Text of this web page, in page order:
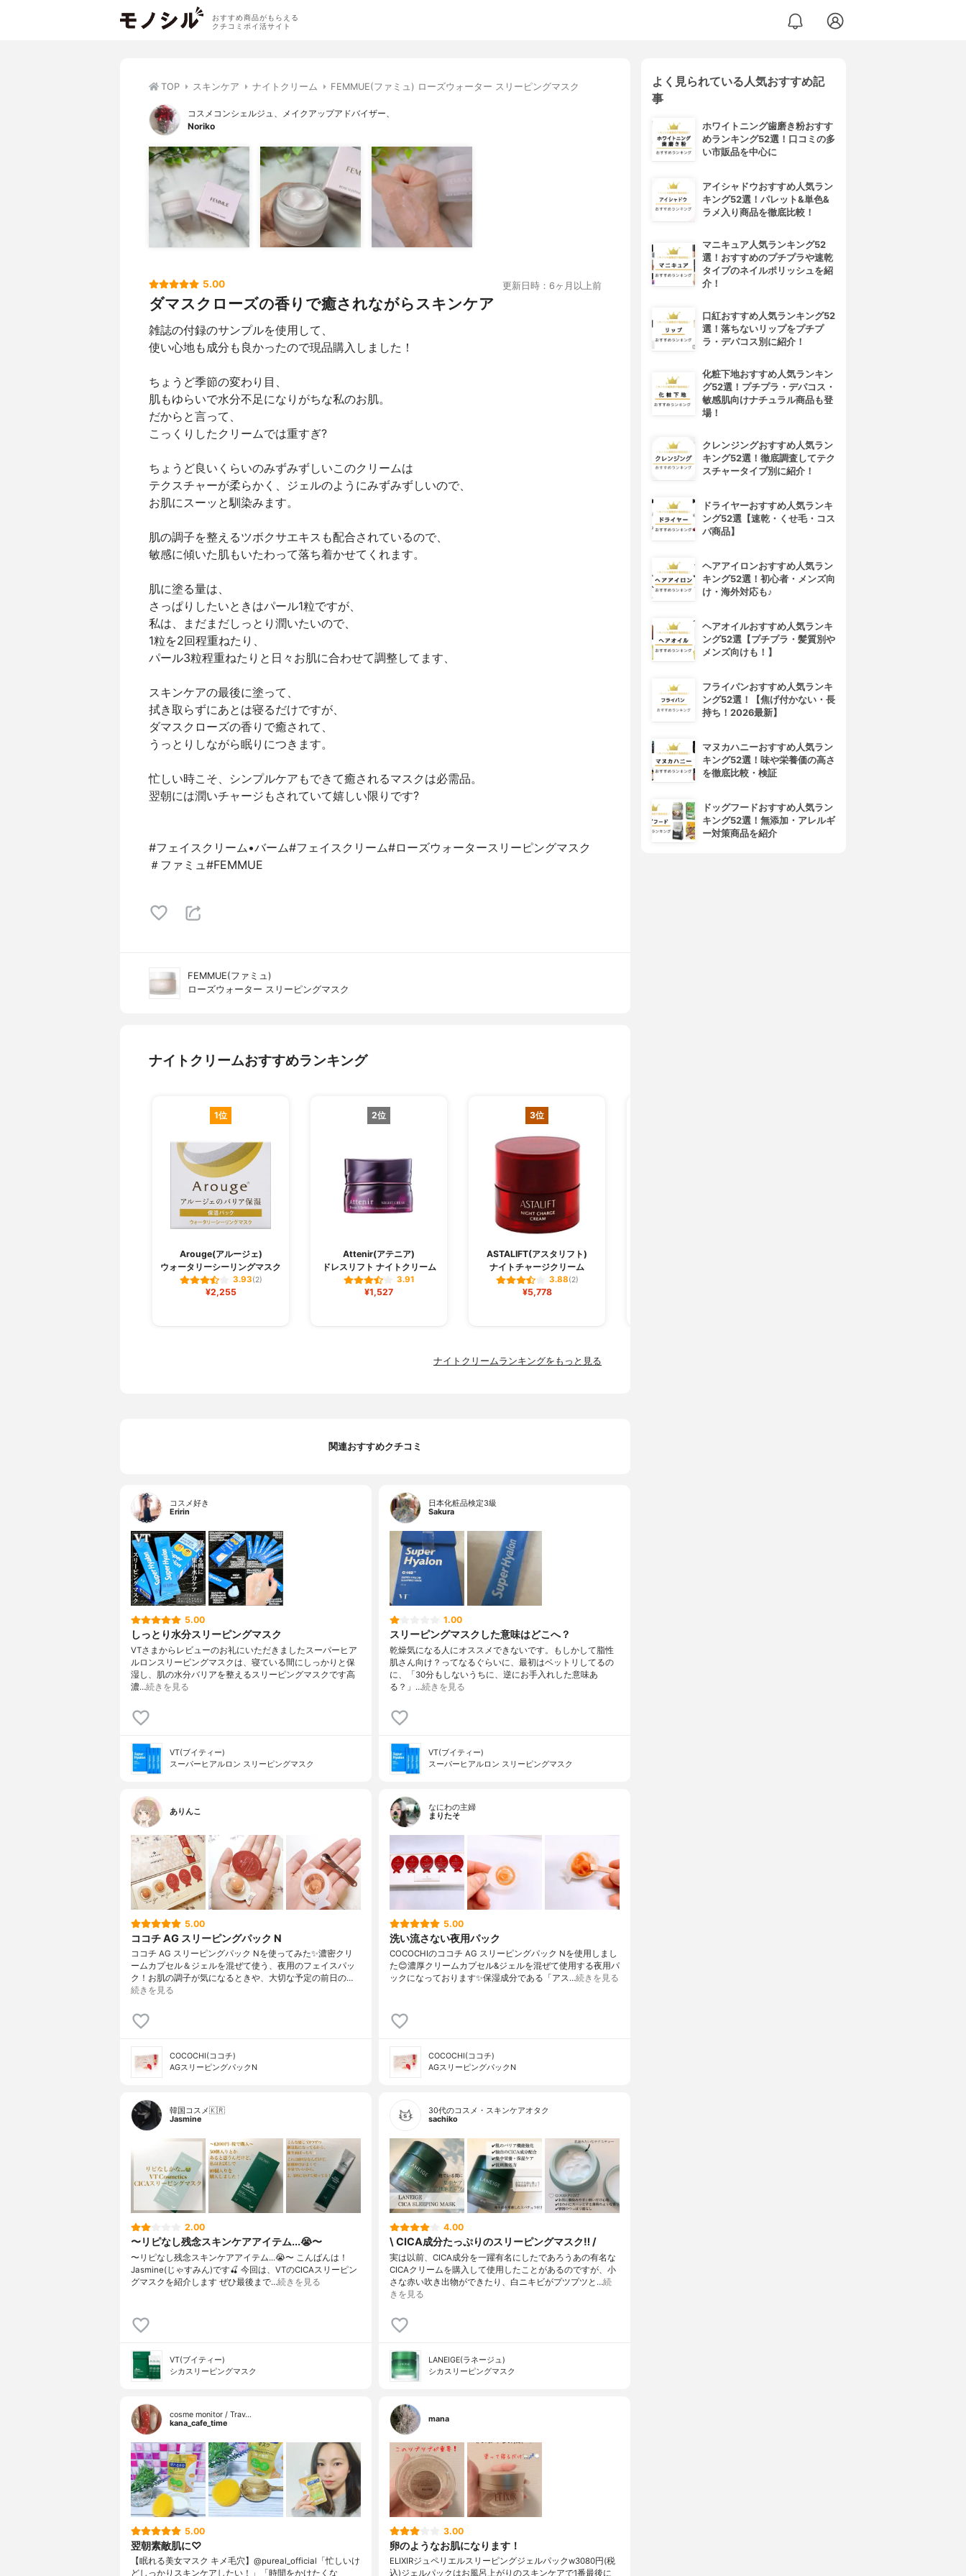
おすすめ商品がもらえる
クチコミポイ活サイト
TOP スキンケア ナイトクリーム FEMMUE(ファミュ) ローズウォーター スリーピングマスク
コスメコンシェルジュ、メイクアップアドバイザー、
Noriko
5.00 更新日時：6ヶ月以上前
ダマスクローズの香りで癒されながらスキンケア
雑誌の付録のサンプルを使用して、
使い心地も成分も良かったので現品購入しました！
ちょうど季節の変わり目、
肌もゆらいで水分不足になりがちな私のお肌。
だからと言って、
こっくりしたクリームでは重すぎ?
ちょうど良いくらいのみずみずしいこのクリームは
テクスチャーが柔らかく、ジェルのようにみずみずしいので、
お肌にスーッと馴染みます。
肌の調子を整えるツボクサエキスも配合されているので、
敏感に傾いた肌もいたわって落ち着かせてくれます。
肌に塗る量は、
さっぱりしたいときはパール1粒ですが、
私は、まだまだしっとり潤いたいので、
1粒を2回程重ねたり、
パール3粒程重ねたりと日々お肌に合わせて調整してます、
スキンケアの最後に塗って、
拭き取らずにあとは寝るだけですが、
ダマスクローズの香りで癒されて、
うっとりしながら眠りにつきます。
忙しい時こそ、シンプルケアもできて癒されるマスクは必需品。
翌朝には潤いチャージもされていて嬉しい限りです?
#フェイスクリーム•バーム#フェイスクリーム#ローズウォータースリーピングマスク
＃ファミュ#FEMMUE
FEMMUE(ファミュ)
ローズウォーター スリーピングマスク
ナイトクリームおすすめランキング
1位
Arouge(アルージェ)
ウォータリーシーリングマスク
3.93(2)
¥2,255
2位
Attenir(アテニア)
ドレスリフト ナイトクリーム
3.91
¥1,527
3位
ASTALIFT(アスタリフト)
ナイトチャージクリーム
3.88(2)
¥5,778
ナイトクリームランキングをもっと見る
関連おすすめクチコミ
コスメ好き
Eririn
5.00
しっとり水分スリーピングマスク
VTさまからレビューのお礼にいただきましたスーパーヒア
ルロンスリーピングマスクは、寝ている間にしっかりと保
湿し、肌の水分バリアを整えるスリーピングマスクです高
濃…続きを見る
VT(ブイティー)
スーパーヒアルロン スリーピングマスク
日本化粧品検定3級
Sakura
1.00
スリーピングマスクした意味はどこへ？
乾燥気になる人にオススメできないです。もしかして脂性
肌さん向け？ってなるぐらいに、最初はベットリしてるの
に、「30分もしないうちに、逆にお手入れした意味あ
る？」…続きを見る
VT(ブイティー)
スーパーヒアルロン スリーピングマスク
ありんこ
5.00
ココチ AG スリーピングパック N
ココチ AG スリーピングパック Nを使ってみた✨濃密クリ
ームカプセル＆ジェルを混ぜて使う、夜用のフェイスパッ
ク！お肌の調子が気になるときや、大切な予定の前日の…
続きを見る
COCOCHI(ココチ)
AGスリーピングパックN
なにわの主婦
まりたそ
5.00
洗い流さない夜用パック
COCOCHIのココチ AG スリーピングパック Nを使用しまし
た😊濃厚クリームカプセル&ジェルを混ぜて使用する夜用パ
ックになっております✨保湿成分である「アス…続きを見る
COCOCHI(ココチ)
AGスリーピングパックN
韓国コスメ🇰🇷
Jasmine
2.00
〜リピなし残念スキンケアアイテム...😭〜
〜リピなし残念スキンケアアイテム...😭〜 こんばんは！
Jasmine(じゃすみん)です🍒 今回は、VTのCICAスリーピン
グマスクを紹介します ぜひ最後まで…続きを見る
VT(ブイティー)
シカスリーピングマスク
30代のコスメ・スキンケアオタク
sachiko
4.00
\ CICA成分たっぷりのスリーピングマスク‼︎ /
実は以前、CICA成分を一躍有名にしたであろうあの有名な
CICAクリームを購入して使用したことがあるのですが、小
さな赤い吹き出物ができたり、白ニキビがプツプツと…続
きを見る
LANEIGE(ラネージュ)
シカスリーピングマスク
cosme monitor / Trav…
kana_cafe_time
5.00
翌朝素敵肌に♡
【眠れる美女マスク キメ毛穴】@pureal_official「忙しいけ
どしっかりスキンケアしたい！」「時間をかけたくな
mana
3.00
卵のようなお肌になります！
ELIXIRジュペリエルスリーピングジェルパックw3080円(税
込)ジェルパックはお風呂上がりのスキンケアで1番最後に
よく見られている人気おすすめ記
事
ホワイトニング歯磨き粉おすす
めランキング52選！口コミの多
い市販品を中心に
アイシャドウおすすめ人気ラン
キング52選！パレット&単色&
ラメ入り商品を徹底比較！
マニキュア人気ランキング52
選！おすすめのプチプラや速乾
タイプのネイルポリッシュを紹
介！
口紅おすすめ人気ランキング52
選！落ちないリップをプチプ
ラ・デパコス別に紹介！
化粧下地おすすめ人気ランキン
グ52選！プチプラ・デパコス・
敏感肌向けナチュラル商品も登
場！
クレンジングおすすめ人気ラン
キング52選！徹底調査してテク
スチャータイプ別に紹介！
ドライヤーおすすめ人気ランキ
ング52選【速乾・くせ毛・コス
パ商品】
ヘアアイロンおすすめ人気ラン
キング52選！初心者・メンズ向
け・海外対応も♪
ヘアオイルおすすめ人気ランキ
ング52選【プチプラ・髪質別や
メンズ向けも！】
フライパンおすすめ人気ランキ
ング52選！【焦げ付かない・長
持ち！2026最新】
マヌカハニーおすすめ人気ラン
キング52選！味や栄養価の高さ
を徹底比較・検証
ドッグフードおすすめ人気ラン
キング52選！無添加・アレルギ
ー対策商品を紹介